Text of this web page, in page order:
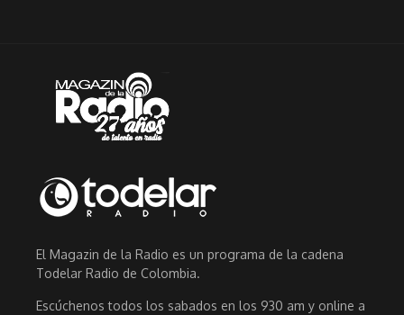
El Magazin de la Radio es un programa de la cadena
Todelar Radio de Colombia.
Escúchenos todos los sabados en los 930 am y online a